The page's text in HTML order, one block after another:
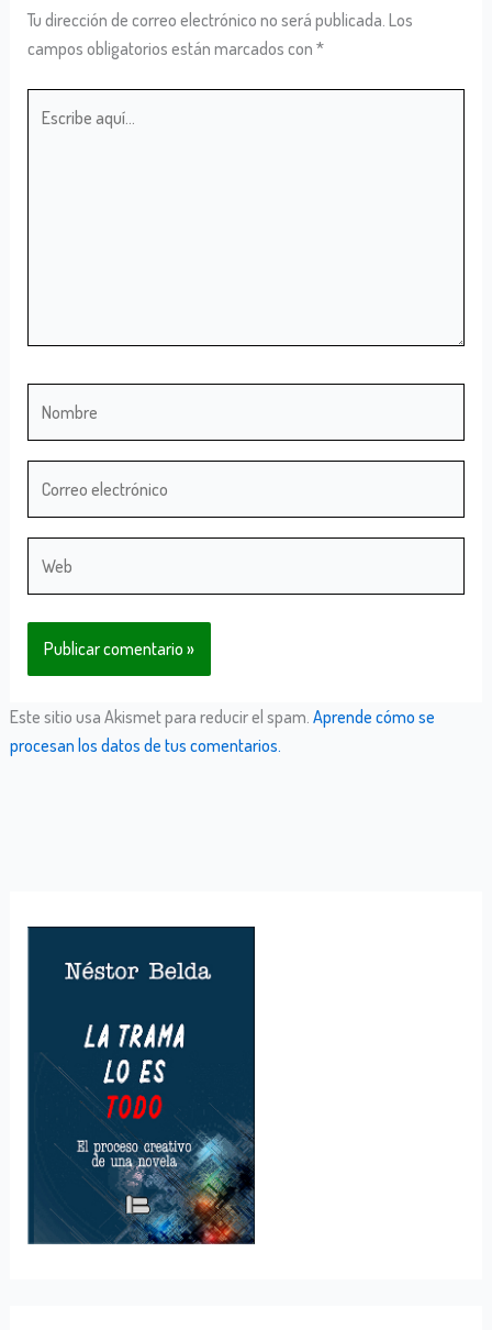
Tu dirección de correo electrónico no será publicada. Los
campos obligatorios están marcados con *
aquí...
electrónico
Este sitio usa Akismet para reducir el spam. Aprende cómo se
procesan los datos de tus comentarios.